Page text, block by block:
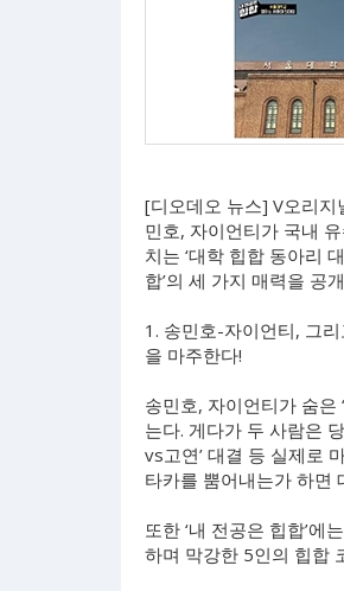
[디오데오 뉴스] V오리지
민호, 자이언티가 국내
치는 ‘대학 힙합 동아리
합’의 세 가지 매력을 공
1. 송민호-자이언티, 그
을 마주한다!
송민호, 자이언티가 숨은
는다. 게다가 두 사람은
vs고연’ 대결 등 실제로
타카를 뿜어내는가 하면
또한 ‘내 전공은 힙합’
하며 막강한 5인의 힙합